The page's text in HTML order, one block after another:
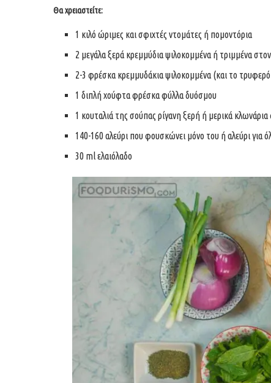
Θα χρειαστείτε:
1 κιλό ώριμες και σφιχτές ντομάτες ή πομοντόρια
2 μεγάλα ξερά κρεμμύδια ψιλοκομμένα ή τριμμένα
2-3 φρέσκα κρεμμυδάκια ψιλοκομμένα (και το
1 διπλή χούφτα φρέσκα φύλλα δυόσμου
1 κουταλιά της σούπας ρίγανη ξερή ή μερικά
140-160 αλεύρι που φουσκώνει μόνο του ή αλεύρι για
30 ml ελαιόλαδο